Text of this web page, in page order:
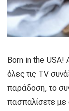
Born in the USA!
όλες τις TV
παράδοση, το
πασπαλίσετε με